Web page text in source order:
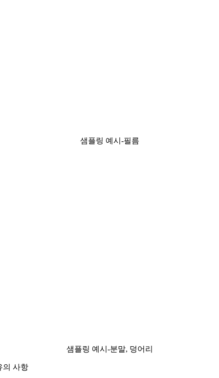
샘플링 예시-필름
샘플링 예시-분말, 덩어리
의 사항